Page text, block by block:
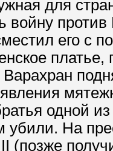
для
войну
его с
одной
убили. На
(позже